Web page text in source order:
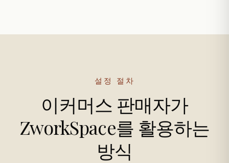
설정 절차
이커머스 판매자가
ZworkSpace를 활용하는
방식